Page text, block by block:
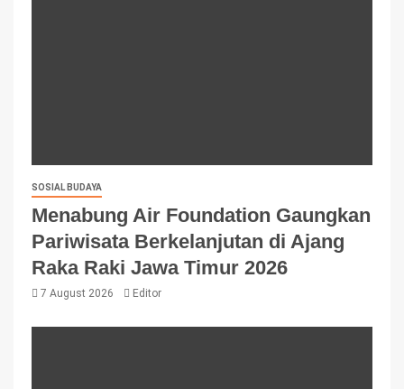
SOSIAL BUDAYA
Menabung Air Foundation Gaungkan
Pariwisata Berkelanjutan di Ajang
Raka Raki Jawa Timur 2026
7 August 2026 Editor